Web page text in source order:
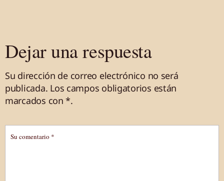
Dejar una respuesta
Su dirección de correo electrónico no será
publicada. Los campos obligatorios están
marcados con *.